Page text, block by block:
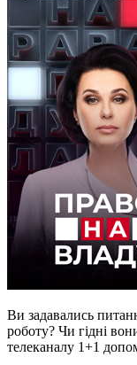
Ви задавались
роботу? Чи гідні
телеканалу 1+1